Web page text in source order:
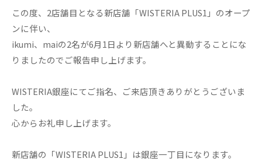
この度、2店舗目となる新店舗「WISTERIA PLUS1」のオープ
ンに伴い、
ikumi、maiの2名が6月1日より新店舗へと異動することにな
りましたのでご報告申し上げます。
WISTERIA銀座にてご指名、ご来店頂きありがとうございま
した。
心からお礼申し上げます。
新店舗の「WISTERIA PLUS1」は銀座一丁目になります。